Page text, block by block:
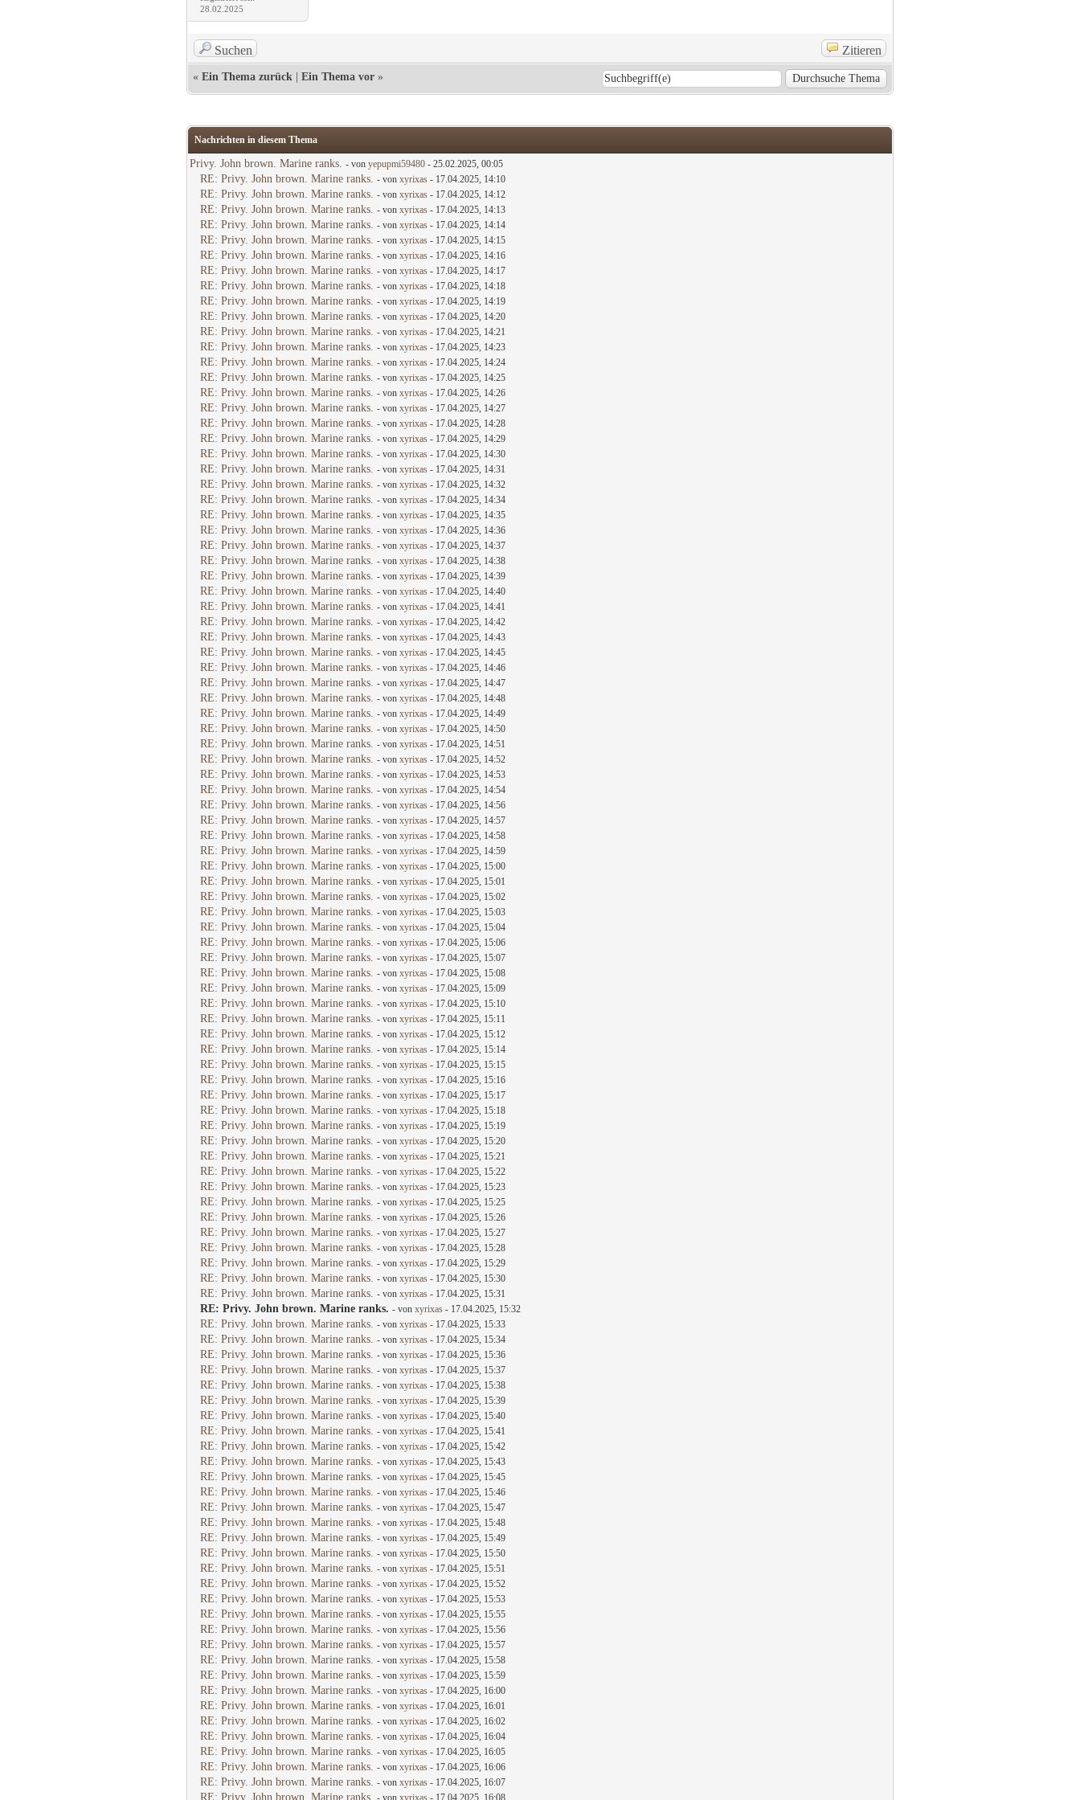
28.02.2025
Suchen Zitieren
« Ein Thema zurück Ein Thema vor »
Nachrichten in diesem Thema
Privy. John brown. Marine ranks. - von yepupmi59480 - 25.02.2025, 00:05
RE: Privy. John brown. Marine ranks. - von xyrixas - 17.04.2025, 14:10
RE: Privy. John brown. Marine ranks. - von xyrixas - 17.04.2025, 14:12
RE: Privy. John brown. Marine ranks. - von xyrixas - 17.04.2025, 14:13
RE: Privy. John brown. Marine ranks. - von xyrixas - 17.04.2025, 14:14
RE: Privy. John brown. Marine ranks. - von xyrixas - 17.04.2025, 14:15
RE: Privy. John brown. Marine ranks. - von xyrixas - 17.04.2025, 14:16
RE: Privy. John brown. Marine ranks. - von xyrixas - 17.04.2025, 14:17
RE: Privy. John brown. Marine ranks. - von xyrixas - 17.04.2025, 14:18
RE: Privy. John brown. Marine ranks. - von xyrixas - 17.04.2025, 14:19
RE: Privy. John brown. Marine ranks. - von xyrixas - 17.04.2025, 14:20
RE: Privy. John brown. Marine ranks. - von xyrixas - 17.04.2025, 14:21
RE: Privy. John brown. Marine ranks. - von xyrixas - 17.04.2025, 14:23
RE: Privy. John brown. Marine ranks. - von xyrixas - 17.04.2025, 14:24
RE: Privy. John brown. Marine ranks. - von xyrixas - 17.04.2025, 14:25
RE: Privy. John brown. Marine ranks. - von xyrixas - 17.04.2025, 14:26
RE: Privy. John brown. Marine ranks. - von xyrixas - 17.04.2025, 14:27
RE: Privy. John brown. Marine ranks. - von xyrixas - 17.04.2025, 14:28
RE: Privy. John brown. Marine ranks. - von xyrixas - 17.04.2025, 14:29
RE: Privy. John brown. Marine ranks. - von xyrixas - 17.04.2025, 14:30
RE: Privy. John brown. Marine ranks. - von xyrixas - 17.04.2025, 14:31
RE: Privy. John brown. Marine ranks. - von xyrixas - 17.04.2025, 14:32
RE: Privy. John brown. Marine ranks. - von xyrixas - 17.04.2025, 14:34
RE: Privy. John brown. Marine ranks. - von xyrixas - 17.04.2025, 14:35
RE: Privy. John brown. Marine ranks. - von xyrixas - 17.04.2025, 14:36
RE: Privy. John brown. Marine ranks. - von xyrixas - 17.04.2025, 14:37
RE: Privy. John brown. Marine ranks. - von xyrixas - 17.04.2025, 14:38
RE: Privy. John brown. Marine ranks. - von xyrixas - 17.04.2025, 14:39
RE: Privy. John brown. Marine ranks. - von xyrixas - 17.04.2025, 14:40
RE: Privy. John brown. Marine ranks. - von xyrixas - 17.04.2025, 14:41
RE: Privy. John brown. Marine ranks. - von xyrixas - 17.04.2025, 14:42
RE: Privy. John brown. Marine ranks. - von xyrixas - 17.04.2025, 14:43
RE: Privy. John brown. Marine ranks. - von xyrixas - 17.04.2025, 14:45
RE: Privy. John brown. Marine ranks. - von xyrixas - 17.04.2025, 14:46
RE: Privy. John brown. Marine ranks. - von xyrixas - 17.04.2025, 14:47
RE: Privy. John brown. Marine ranks. - von xyrixas - 17.04.2025, 14:48
RE: Privy. John brown. Marine ranks. - von xyrixas - 17.04.2025, 14:49
RE: Privy. John brown. Marine ranks. - von xyrixas - 17.04.2025, 14:50
RE: Privy. John brown. Marine ranks. - von xyrixas - 17.04.2025, 14:51
RE: Privy. John brown. Marine ranks. - von xyrixas - 17.04.2025, 14:52
RE: Privy. John brown. Marine ranks. - von xyrixas - 17.04.2025, 14:53
RE: Privy. John brown. Marine ranks. - von xyrixas - 17.04.2025, 14:54
RE: Privy. John brown. Marine ranks. - von xyrixas - 17.04.2025, 14:56
RE: Privy. John brown. Marine ranks. - von xyrixas - 17.04.2025, 14:57
RE: Privy. John brown. Marine ranks. - von xyrixas - 17.04.2025, 14:58
RE: Privy. John brown. Marine ranks. - von xyrixas - 17.04.2025, 14:59
RE: Privy. John brown. Marine ranks. - von xyrixas - 17.04.2025, 15:00
RE: Privy. John brown. Marine ranks. - von xyrixas - 17.04.2025, 15:01
RE: Privy. John brown. Marine ranks. - von xyrixas - 17.04.2025, 15:02
RE: Privy. John brown. Marine ranks. - von xyrixas - 17.04.2025, 15:03
RE: Privy. John brown. Marine ranks. - von xyrixas - 17.04.2025, 15:04
RE: Privy. John brown. Marine ranks. - von xyrixas - 17.04.2025, 15:06
RE: Privy. John brown. Marine ranks. - von xyrixas - 17.04.2025, 15:07
RE: Privy. John brown. Marine ranks. - von xyrixas - 17.04.2025, 15:08
RE: Privy. John brown. Marine ranks. - von xyrixas - 17.04.2025, 15:09
RE: Privy. John brown. Marine ranks. - von xyrixas - 17.04.2025, 15:10
RE: Privy. John brown. Marine ranks. - von xyrixas - 17.04.2025, 15:11
RE: Privy. John brown. Marine ranks. - von xyrixas - 17.04.2025, 15:12
RE: Privy. John brown. Marine ranks. - von xyrixas - 17.04.2025, 15:14
RE: Privy. John brown. Marine ranks. - von xyrixas - 17.04.2025, 15:15
RE: Privy. John brown. Marine ranks. - von xyrixas - 17.04.2025, 15:16
RE: Privy. John brown. Marine ranks. - von xyrixas - 17.04.2025, 15:17
RE: Privy. John brown. Marine ranks. - von xyrixas - 17.04.2025, 15:18
RE: Privy. John brown. Marine ranks. - von xyrixas - 17.04.2025, 15:19
RE: Privy. John brown. Marine ranks. - von xyrixas - 17.04.2025, 15:20
RE: Privy. John brown. Marine ranks. - von xyrixas - 17.04.2025, 15:21
RE: Privy. John brown. Marine ranks. - von xyrixas - 17.04.2025, 15:22
RE: Privy. John brown. Marine ranks. - von xyrixas - 17.04.2025, 15:23
RE: Privy. John brown. Marine ranks. - von xyrixas - 17.04.2025, 15:25
RE: Privy. John brown. Marine ranks. - von xyrixas - 17.04.2025, 15:26
RE: Privy. John brown. Marine ranks. - von xyrixas - 17.04.2025, 15:27
RE: Privy. John brown. Marine ranks. - von xyrixas - 17.04.2025, 15:28
RE: Privy. John brown. Marine ranks. - von xyrixas - 17.04.2025, 15:29
RE: Privy. John brown. Marine ranks. - von xyrixas - 17.04.2025, 15:30
RE: Privy. John brown. Marine ranks. - von xyrixas - 17.04.2025, 15:31
RE: Privy. John brown. Marine ranks. - von xyrixas - 17.04.2025, 15:32
RE: Privy. John brown. Marine ranks. - von xyrixas - 17.04.2025, 15:33
RE: Privy. John brown. Marine ranks. - von xyrixas - 17.04.2025, 15:34
RE: Privy. John brown. Marine ranks. - von xyrixas - 17.04.2025, 15:36
RE: Privy. John brown. Marine ranks. - von xyrixas - 17.04.2025, 15:37
RE: Privy. John brown. Marine ranks. - von xyrixas - 17.04.2025, 15:38
RE: Privy. John brown. Marine ranks. - von xyrixas - 17.04.2025, 15:39
RE: Privy. John brown. Marine ranks. - von xyrixas - 17.04.2025, 15:40
RE: Privy. John brown. Marine ranks. - von xyrixas - 17.04.2025, 15:41
RE: Privy. John brown. Marine ranks. - von xyrixas - 17.04.2025, 15:42
RE: Privy. John brown. Marine ranks. - von xyrixas - 17.04.2025, 15:43
RE: Privy. John brown. Marine ranks. - von xyrixas - 17.04.2025, 15:45
RE: Privy. John brown. Marine ranks. - von xyrixas - 17.04.2025, 15:46
RE: Privy. John brown. Marine ranks. - von xyrixas - 17.04.2025, 15:47
RE: Privy. John brown. Marine ranks. - von xyrixas - 17.04.2025, 15:48
RE: Privy. John brown. Marine ranks. - von xyrixas - 17.04.2025, 15:49
RE: Privy. John brown. Marine ranks. - von xyrixas - 17.04.2025, 15:50
RE: Privy. John brown. Marine ranks. - von xyrixas - 17.04.2025, 15:51
RE: Privy. John brown. Marine ranks. - von xyrixas - 17.04.2025, 15:52
RE: Privy. John brown. Marine ranks. - von xyrixas - 17.04.2025, 15:53
RE: Privy. John brown. Marine ranks. - von xyrixas - 17.04.2025, 15:55
RE: Privy. John brown. Marine ranks. - von xyrixas - 17.04.2025, 15:56
RE: Privy. John brown. Marine ranks. - von xyrixas - 17.04.2025, 15:57
RE: Privy. John brown. Marine ranks. - von xyrixas - 17.04.2025, 15:58
RE: Privy. John brown. Marine ranks. - von xyrixas - 17.04.2025, 15:59
RE: Privy. John brown. Marine ranks. - von xyrixas - 17.04.2025, 16:00
RE: Privy. John brown. Marine ranks. - von xyrixas - 17.04.2025, 16:01
RE: Privy. John brown. Marine ranks. - von xyrixas - 17.04.2025, 16:02
RE: Privy. John brown. Marine ranks. - von xyrixas - 17.04.2025, 16:04
RE: Privy. John brown. Marine ranks. - von xyrixas - 17.04.2025, 16:05
RE: Privy. John brown. Marine ranks. - von xyrixas - 17.04.2025, 16:06
RE: Privy. John brown. Marine ranks. - von xyrixas - 17.04.2025, 16:07
RE: Privy. John brown. Marine ranks.